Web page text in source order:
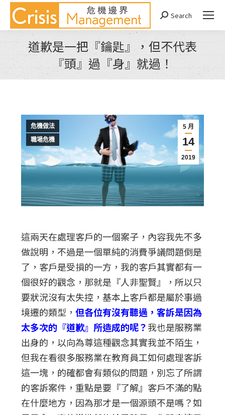
Search:
Search
道歉是一把『鑰匙』，但不代表
『頭』過『身』就過！
You are here:
5 月
14
2019
危機做法
職場危機
這兩天在處理客戶的一個案子，內容我先不多
做說明，不過是一個單純的消費爭議問題倒是
了，客戶是受損的一方，我的客戶其實都有一
個很好的觀念，那就是『人非聖賢』，所以只
要狀況沒有太失控，基本上客戶都是屬於事過
境遷的類型，但各位有沒有聽過，客訴是因為
太多次的『道歉』所造成的呢？我也是服務業
出身的，以向為尊這種觀念其實我並不陌生，
但我在看很多服務業在教育員工如何處理客訴
這一塊，的確都會有類似的問題，別忘了所謂
的客訴案件，重點是要『了解』客戶不滿的點
在什麼地方，因為那才是一個源頭不是嗎？如